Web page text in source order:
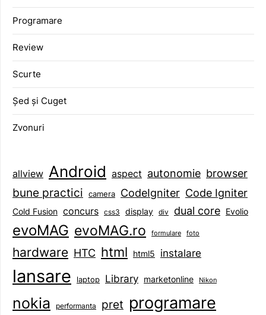
Programare
Review
Scurte
Șed și Cuget
Zvonuri
allview Android aspect autonomie browser
bune practici camera CodeIgniter Code Igniter
Cold Fusion concurs css3 display div dual core Evolio
evoMAG evoMAG.ro formulare foto
hardware HTC html html5 instalare
lansare laptop Library marketonline Nikon
nokia performanta pret programare